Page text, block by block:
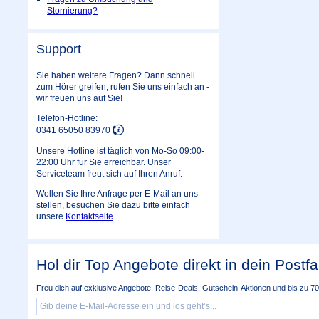
Stornierung?
Support
Sie haben weitere Fragen? Dann schnell
zum Hörer greifen, rufen Sie uns einfach an -
wir freuen uns auf Sie!
Telefon-Hotline:
0341 65050 83970
Unsere Hotline ist täglich von Mo-So 09:00-
22:00 Uhr für Sie erreichbar. Unser
Serviceteam freut sich auf Ihren Anruf.
Wollen Sie Ihre Anfrage per E-Mail an uns
stellen, besuchen Sie dazu bitte einfach
unsere Kontaktseite
Hol dir Top Angebote direkt in dein
Freu dich auf exklusive Angebote, Reise-Deals, Gutschein-Aktionen und bis zu